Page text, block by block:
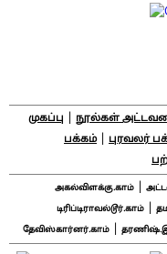
முகப்பு நூல்கள்
பக்கம்| புரவலர்
அகல்விளக்கு.காம்
டிரிப்டிராவல்டூர்.காம்|
தேவிஸ்கார்னர்.காம்